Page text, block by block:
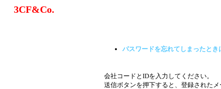
3CF&Co.
パスワードを忘れてしまったとき
会社コードとIDを入力してください。
送信ボタンを押下すると、登録された